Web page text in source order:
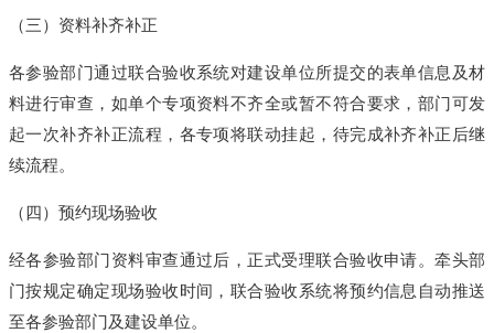
（三） 资料补齐补正
各参验部门通过联合验收系统对建设单位所提交的表单信息 及材
料进行审查 ， 如单个专项资料不齐全或暂不符合要求 ， 部门可发
起一次补齐补正流程 ， 各专项将联动挂起 ， 待完成补齐补正后继
续流程。
（四） 预约现场验收
经各参验部门资料审查通过后 ， 正式受理联合验收申请。牵头部
门按规定确定现场验收时间 ， 联合验收系统将预约信息 自动推送
至各参验部门及建设单位。